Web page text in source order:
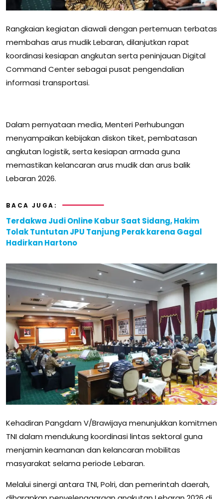
Rangkaian kegiatan diawali dengan pertemuan terbatas
membahas arus mudik Lebaran, dilanjutkan rapat
koordinasi kesiapan angkutan serta peninjauan Digital
Command Center sebagai pusat pengendalian
informasi transportasi.
Dalam pernyataan media, Menteri Perhubungan
menyampaikan kebijakan diskon tiket, pembatasan
angkutan logistik, serta kesiapan armada guna
memastikan kelancaran arus mudik dan arus balik
Lebaran 2026.
BACA JUGA:
Terdakwa Judi Online Kabur Saat Sidang, Hakim
Tolak Tuntutan JPU Tanjung Perak karena Gagal
Hadirkan Hartono
Kehadiran Pangdam V/Brawijaya menunjukkan komitmen
TNI dalam mendukung koordinasi lintas sektoral guna
menjamin keamanan dan kelancaran mobilitas
masyarakat selama periode Lebaran.
Melalui sinergi antara TNI, Polri, dan pemerintah daerah,